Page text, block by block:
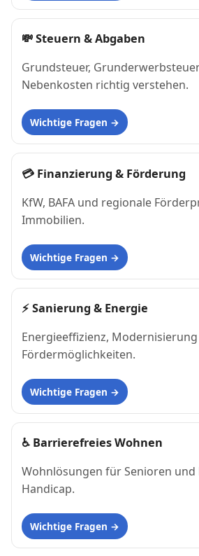
💸Steuern & Abgaben
Grundsteuer,
Nebenkosten richtig verstehen.
Wichtige Fragen
💳 Finanzierung & Förderung
KfW, BAFA und regionale
Immobilien.
Wichtige Fragen
⚡Sanierung & Energie
Energieeffizienz,
Fördermöglichkeiten.
Wichtige Fragen
♿ Barrierefreies Wohnen
Wohnlösungen für Senioren
Handicap.
Wichtige Fragen